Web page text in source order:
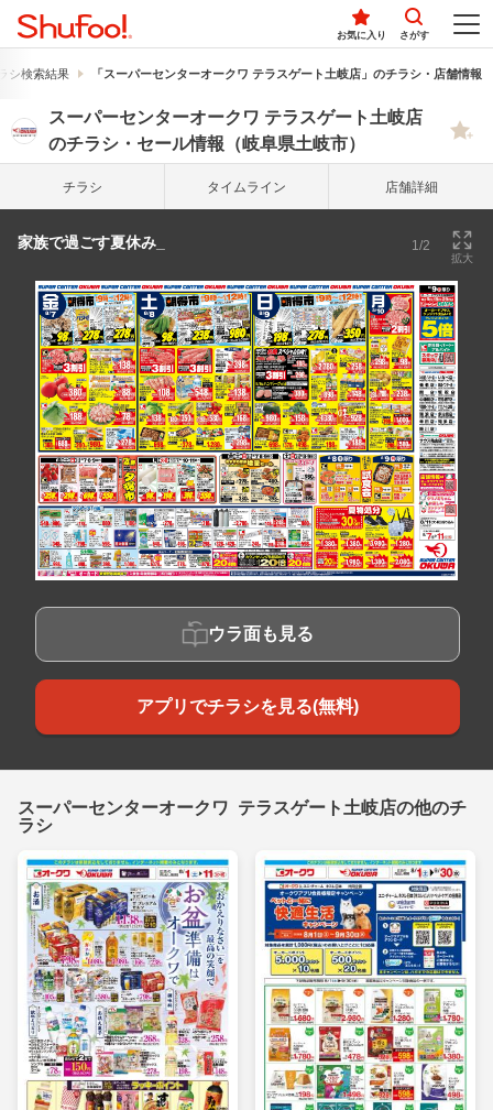
お気に入り さがす
シ検索結果 「スーパーセンターオークワ テラスゲート土岐店」のチラシ・店舗情報
スーパーセンターオークワ テラスゲート土岐店
のチラシ・セール情報（岐阜県土岐市）
チラシ タイム ライン 店舗詳細
家族で過ごす夏休み_ 1/2
拡大
ウラ面も見る
アプリでチラシを見る(無料)
スーパーセンターオークワ テラスゲート土岐店の他のチ
ラシ